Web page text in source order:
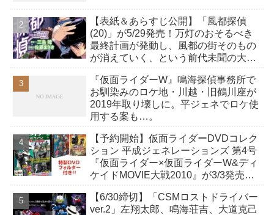
【表紙＆あらすじ公開】「風都探偵
(20)」が5/29発売！万灯のおそるべき
最終計画が発動し、風都の街そのもの
が消えていく、という前代未聞の大事
『仮面ライダーW』鳴海探偵事務所で
お馴染みのロケ地・川越・旧鶴川座が
2019年取り壊しに。平ジェネでロケ使
用する案も…。
【予約開始】仮面ライダーDVDコレク
ション 平成ジェネレーションズ 第4号
『仮面ライダー×仮面ライダーW&ディ
ケイドMOVIE大戦2010』が3/3発売！
【6/30締切】「CSMロストドライバー
ver.2」左翔太郎、鳴海荘吉、大道克己